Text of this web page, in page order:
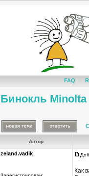
FAQ
Бинокль Minolta
Автор
zeland.vadik
Как